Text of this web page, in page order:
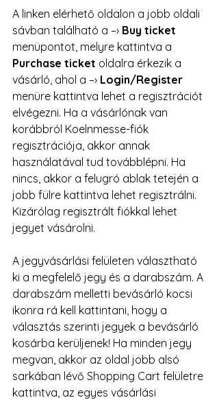
A linken elérhető oldalon a jobb oldali
sávban található a –› Buy ticket
menüpontot, melyre kattintva a
Purchase ticket oldalra érkezik a
vásárló, ahol a –› Login/Register
menüre kattintva lehet a regisztrációt
elvégezni. Ha a vásárlónak van
korábbról Koelnmesse-fiók
regisztrációja, akkor annak
használatával tud továbblépni. Ha
nincs, akkor a felugró ablak tetején a
jobb fülre kattintva lehet regisztrálni.
Kizárólag regisztrált fiókkal lehet
jegyet vásárolni.
A jegyvásárlási felületen választható
ki a megfelelő jegy és a darabszám. A
darabszám melletti bevásárló kocsi
ikonra rá kell kattintani, hogy a
választás szerinti jegyek a bevásárló
kosárba kerüljenek! Ha minden jegy
megvan, akkor az oldal jobb alsó
sarkában lévő Shopping Cart felületre
kattintva, az egyes vásárlási